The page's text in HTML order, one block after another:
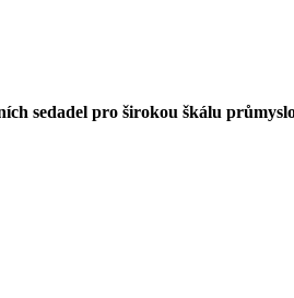
sedadel pro širokou škálu